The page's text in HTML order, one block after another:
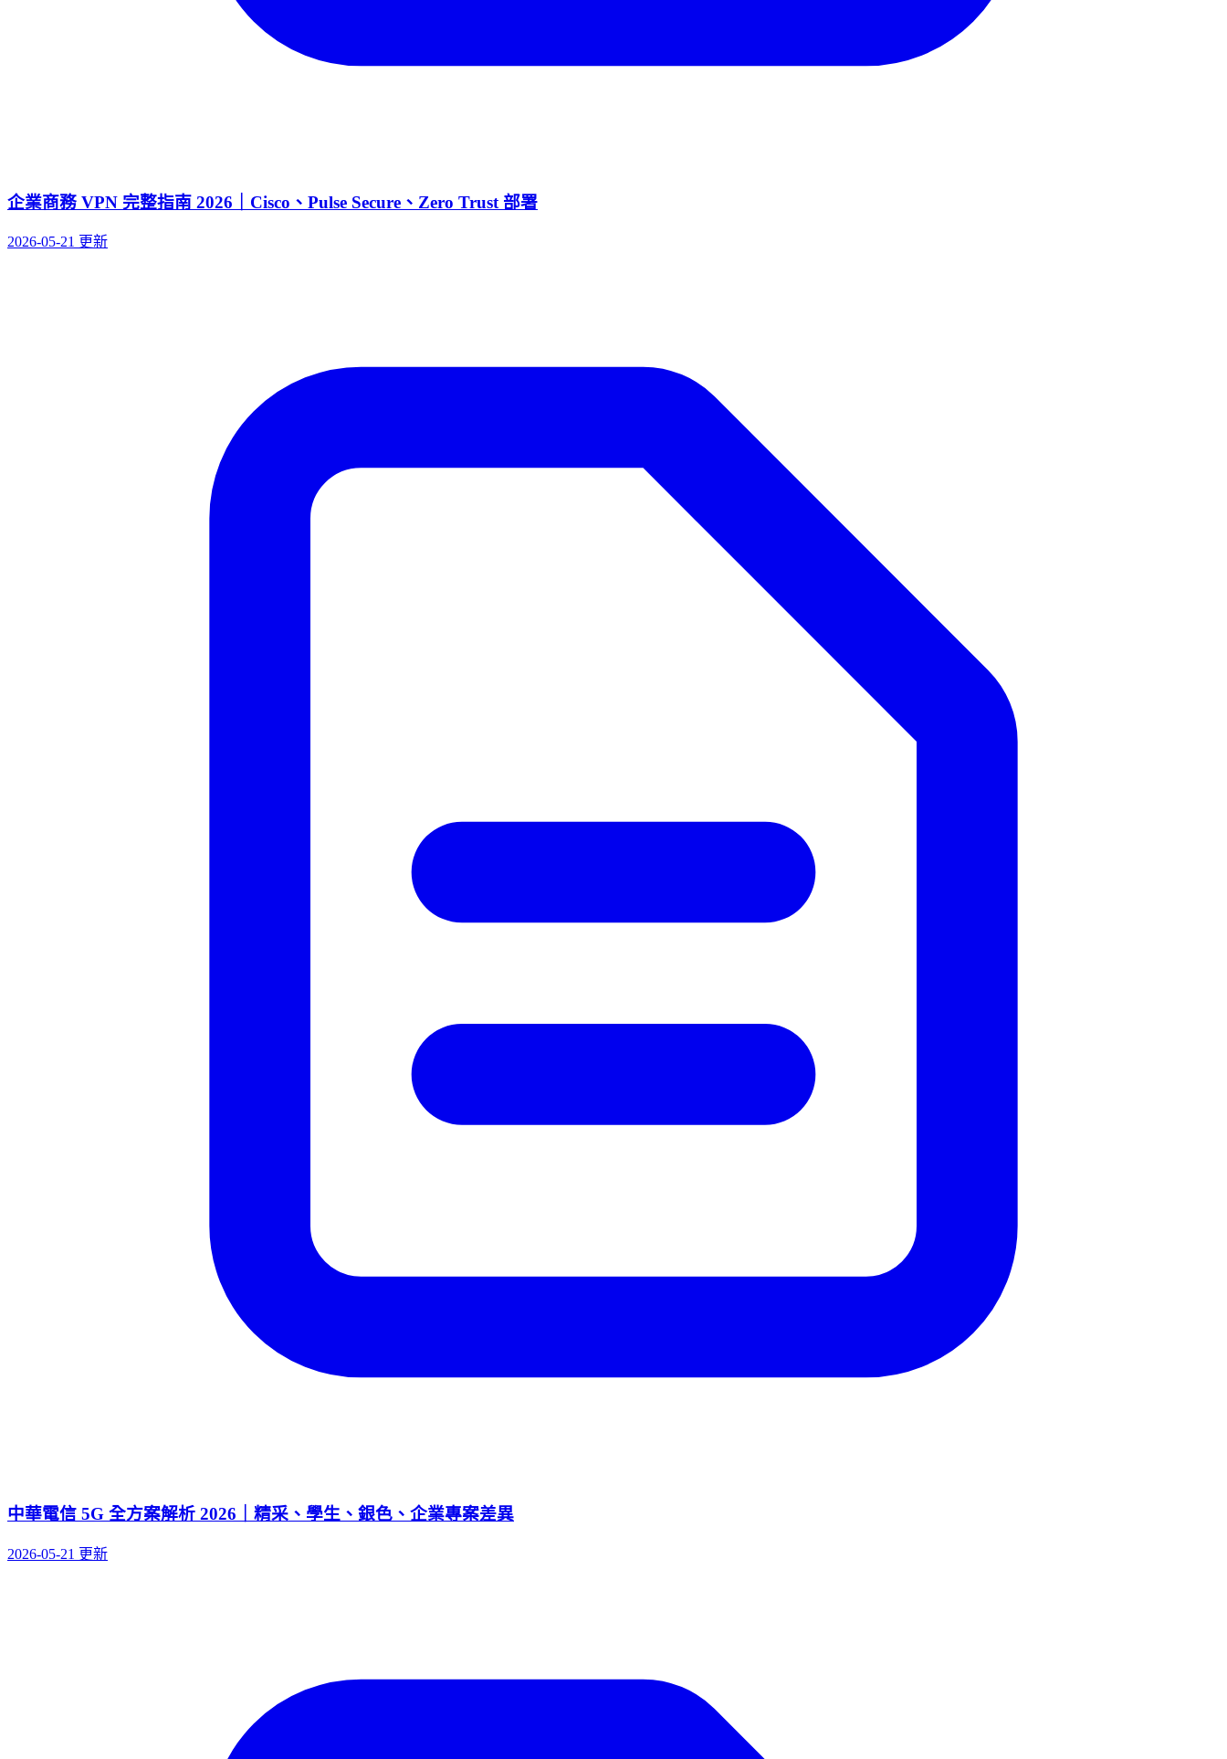
企業商務 VPN 完整指南 2026｜Cisco、Pulse Secure、Zero Trust 部署
2026-05-21 更新
中華電信 5G 全方案解析 2026｜精采、學生、銀色、企業專案差異
2026-05-21 更新